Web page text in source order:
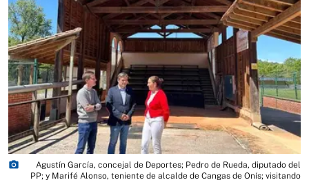
photo_camera
Agustín García, concejal de Deportes; Pedro de Rueda, diputado del
PP; y Marifé Alonso, teniente de alcalde de Cangas de Onís; visitando